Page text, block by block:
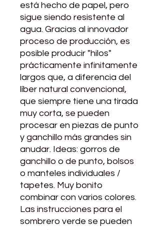
está hecho de papel, pero
sigue siendo resistente al
agua. Gracias al innovador
proceso de producción, es
posible producir "hilos"
prácticamente infinitamente
largos que, a diferencia del
líber natural convencional,
que siempre tiene una tirada
muy corta, se pueden
procesar en piezas de punto
y ganchillo más grandes sin
anudar. Ideas: gorros de
ganchillo o de punto, bolsos
o manteles individuales /
tapetes. Muy bonito
combinar con varios colores.
Las instrucciones para el
sombrero verde se pueden